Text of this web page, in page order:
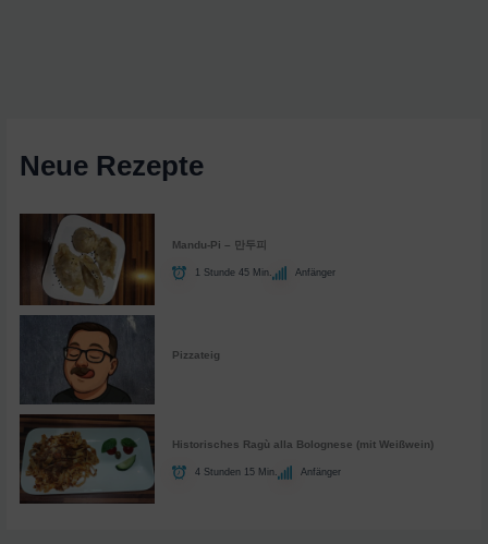
Neue Rezepte
Mandu-Pi – 만두피
1 Stunde 45 Min. Anfänger
Pizzateig
Historisches Ragù alla Bolognese (mit Weißwein)
4 Stunden 15 Min. Anfänger